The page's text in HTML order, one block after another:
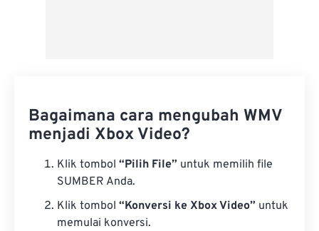
Bagaimana cara mengubah WMV
menjadi Xbox Video?
Klik tombol “Pilih File” untuk memilih file
SUMBER Anda.
Klik tombol “Konversi ke Xbox Video” untuk
memulai konversi.